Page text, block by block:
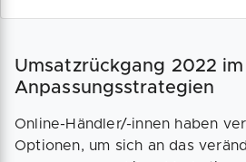
Umsatzrückgang 2022
Anpassungsstrategien
Online-Händler/-innen haben
Optionen, um sich an das